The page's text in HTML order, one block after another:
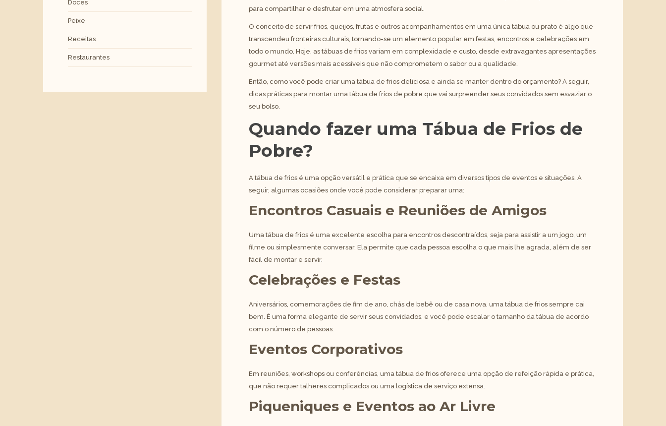
Doces
Peixe
Receitas
Restaurantes
para compartilhar e desfrutar em uma atmosfera social.
O conceito de servir frios, queijos, frutas e outros acompanhamentos em uma única tábua ou prato é algo que
transcendeu fronteiras culturais, tornando-se um elemento popular em festas, encontros e celebrações em
todo o mundo. Hoje, as tábuas de frios variam em complexidade e custo, desde extravagantes apresentações
gourmet até versões mais acessíveis que não comprometem o sabor ou a qualidade.
Então, como você pode criar uma tábua de frios deliciosa e ainda se manter dentro do orçamento? A seguir,
dicas práticas para montar uma tábua de frios de pobre que vai surpreender seus convidados sem esvaziar o
seu bolso.
Quando fazer uma Tábua de Frios de
Pobre?
A tábua de frios é uma opção versátil e prática que se encaixa em diversos tipos de eventos e situações. A
seguir, algumas ocasiões onde você pode considerar preparar uma:
Encontros Casuais e Reuniões de Amigos
Uma tábua de frios é uma excelente escolha para encontros descontraídos, seja para assistir a um jogo, um
filme ou simplesmente conversar. Ela permite que cada pessoa escolha o que mais lhe agrada, além de ser
fácil de montar e servir.
Celebrações e Festas
Aniversários, comemorações de fim de ano, chás de bebê ou de casa nova, uma tábua de frios sempre cai
bem. É uma forma elegante de servir seus convidados, e você pode escalar o tamanho da tábua de acordo
com o número de pessoas.
Eventos Corporativos
Em reuniões, workshops ou conferências, uma tábua de frios oferece uma opção de refeição rápida e prática,
que não requer talheres complicados ou uma logística de serviço extensa.
Piqueniques e Eventos ao Ar Livre